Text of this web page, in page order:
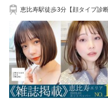
恵比寿駅徒歩3分【顔タイプ診